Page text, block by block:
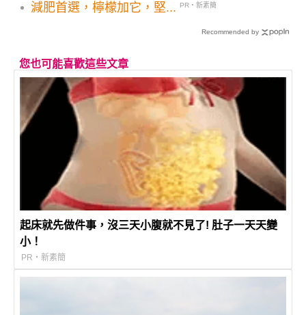
減肥首選，檸檬加它，堅... PR・新素簡
Recommended by
您也可能喜歡這些文章
起床就先做件事，沒三天小腹就不見了! 肚子一天天變
小！
PR・新素簡